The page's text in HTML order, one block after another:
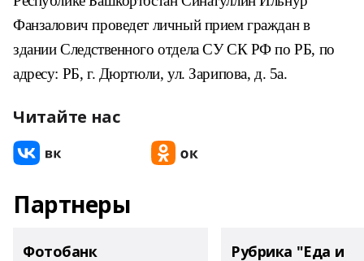
Фанзалович проведет личный прием граждан в
здании Следственного отдела СУ СК РФ по РБ, по
адресу: РБ, г. Дюртюли, ул. Зарипова, д. 5а.
Читайте нас
Партнеры
Фотобанк Рубрика "Еда и